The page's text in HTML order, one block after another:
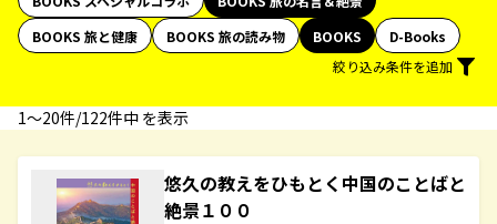
BOOKS 旅と健康
BOOKS 旅の読み物 BOOKS
D-Books
絞り込み条件を追加
1〜20件/122件中 を表示
悠久の教えをひもとく中国のことばと
絶景１００